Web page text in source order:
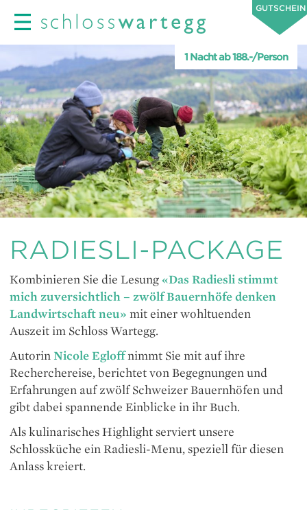
1 Nacht ab 188.-/Person
RADIESLI-PACKAGE
Kombinieren Sie die Lesung «Das Radiesli stimmt
mich zuversichtlich – zwölf Bauernhöfe denken
Landwirtschaft neu» mit einer wohltuenden
Auszeit im Schloss Wartegg.
Autorin Nicole Egloffnimmt Sie mit auf ihre
Recherchereise, berichtet von Begegnungen und
Erfahrungen auf zwölf Schweizer Bauernhöfen und
gibt dabei spannende Einblicke in ihr Buch.
Als kulinarisches Highlight serviert unsere
Schlossküche ein Radiesli-Menu, speziell für diesen
Anlass kreiert.